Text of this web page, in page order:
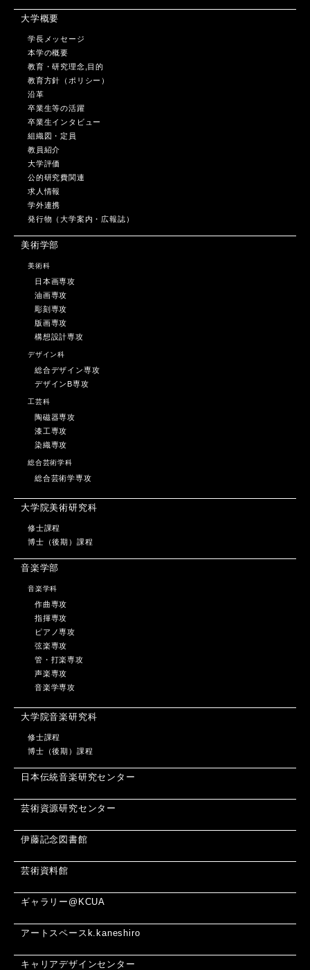
大学概要
学長メッセージ
本学の概要
教育・研究理念,目的
教育方針（ポリシー）
沿革
卒業生等の活躍
卒業生インタビュー
組織図・定員
教員紹介
大学評価
公的研究費関連
求人情報
学外連携
発行物（大学案内・広報誌）
美術学部
美術科
日本画専攻
油画専攻
彫刻専攻
版画専攻
構想設計専攻
デザイン科
総合デザイン専攻
デザインB専攻
工芸科
陶磁器専攻
漆工専攻
染織専攻
総合芸術学科
総合芸術学専攻
大学院美術研究科
修士課程
博士（後期）課程
音楽学部
音楽学科
作曲専攻
指揮専攻
ピアノ専攻
弦楽専攻
管・打楽専攻
声楽専攻
音楽学専攻
大学院音楽研究科
修士課程
博士（後期）課程
日本伝統音楽研究センター
芸術資源研究センター
伊藤記念図書館
芸術資料館
ギャラリー@KCUA
アートスペースk.kaneshiro
キャリアデザインセンター